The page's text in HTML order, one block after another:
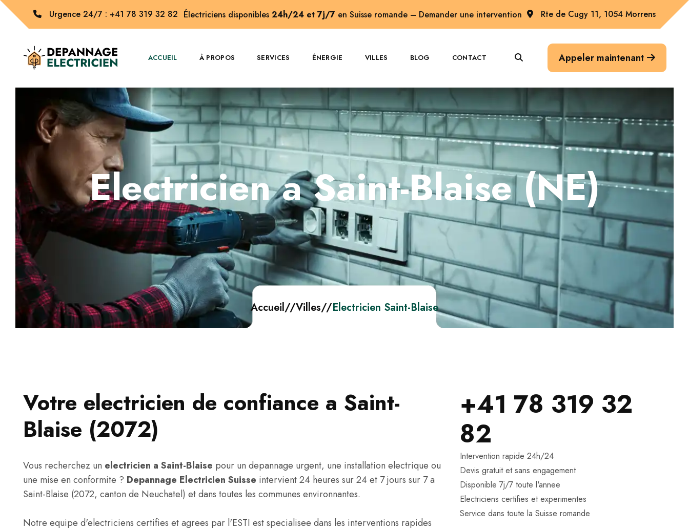
Urgence 24/7 : +41 78 319 32 82 Électriciens disponibles 24h/24 et 7j/7 en Suisse romande – Demander une intervention Rte de Cugy 11, 1054 Morrens
ACCUEIL À PROPOS SERVICES ÉNERGIE VILLES BLOG CONTACT Appeler maintenant
Electricien a Saint-Blaise (NE)
Accueil//Villes//Electricien Saint-Blaise
Votre electricien de confiance a Saint-
Blaise (2072)
Vous recherchez un electricien a Saint-Blaise pour un depannage urgent, une installation electrique ou
une mise en conformite ? Depannage Electricien Suisse intervient 24 heures sur 24 et 7 jours sur 7 a
Saint-Blaise (2072, canton de Neuchatel) et dans toutes les communes environnantes.
Notre equipe d'electriciens certifies et agrees par l'ESTI est specialisee dans les interventions rapides
+41 78 319 32
82
Intervention rapide 24h/24
Devis gratuit et sans engagement
Disponible 7j/7 toute l'annee
Electriciens certifies et experimentes
Service dans toute la Suisse romande